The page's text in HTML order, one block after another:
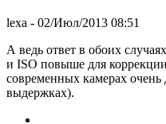
lexa - 02/Июл/2013 08:51
А ведь ответ в обоих
и ISO повыше для
современных камерах
выдержках).